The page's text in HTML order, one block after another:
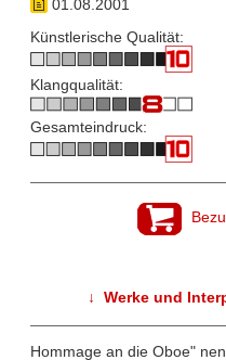
01.08.2001
Künstlerische Qualität:
Klangqualität:
Gesamteindruck:
↓ Werke und
Hommage an die Oboe"